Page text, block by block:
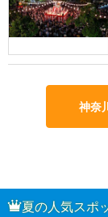
神奈
夏の人気スポ